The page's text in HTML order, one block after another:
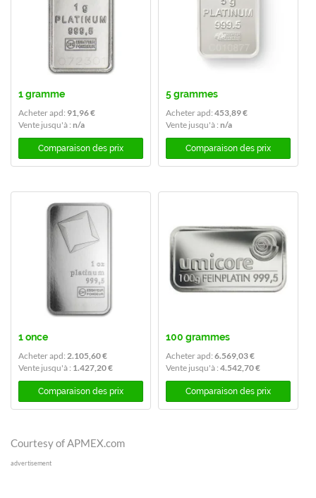
1 gramme
Acheter apd: 91,96 €
Vente jusqu'à : n/a
Comparaison des prix
5 grammes
Acheter apd: 453,89 €
Vente jusqu'à : n/a
Comparaison des prix
1 once
Acheter apd: 2.105,60 €
Vente jusqu'à : 1.427,20 €
Comparaison des prix
100 grammes
Acheter apd: 6.569,03 €
Vente jusqu'à : 4.542,70 €
Comparaison des prix
Courtesy of APMEX.com
advertisement